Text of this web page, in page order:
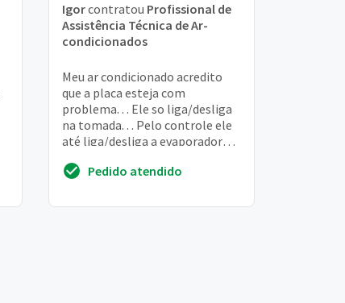
Igorcontratou Profissional de
Assistência Técnica de Ar-
condicionados
Meu ar condicionado acredito
que a placa esteja com
problema. . . Ele so liga/desliga
na tomada. . . Pelo controle ele
até liga/desliga a evaporadora
direta...Pedido atendido